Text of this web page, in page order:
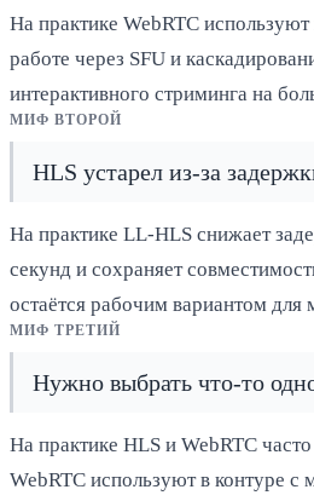
На практике WebRTC
работе через SFU и
интерактивного стриминга на
МИФ ВТОРОЙ
HLS устарел из-за
На практике LL-HLS снижает
секунд и сохраняет
остаётся рабочим вариантом для
МИФ ТРЕТИЙ
Нужно выбрать что-то
На практике HLS и WebRTC
WebRTC используют в контуре с